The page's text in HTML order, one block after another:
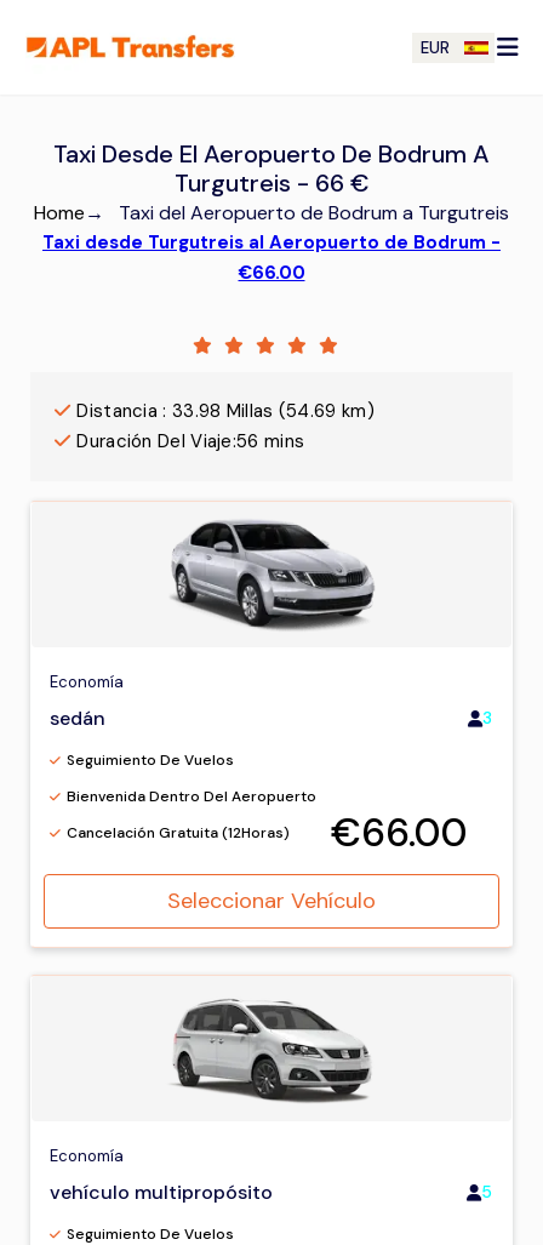
EUR
Taxi Desde El Aeropuerto De Bodrum A
Turgutreis - 66 €
Home→ Taxi del Aeropuerto de Bodrum a Turgutreis
Taxi desde Turgutreis al Aeropuerto de Bodrum -
€66.00
Distancia : 33.98 Millas (54.69 km)
Duración Del Viaje:56 mins
Economía
sedán 3
Seguimiento De Vuelos
Bienvenida Dentro Del Aeropuerto
Cancelación Gratuita (12Horas)
€66.00
Seleccionar Vehículo
Economía
vehículo multipropósito 5
Seguimiento De Vuelos